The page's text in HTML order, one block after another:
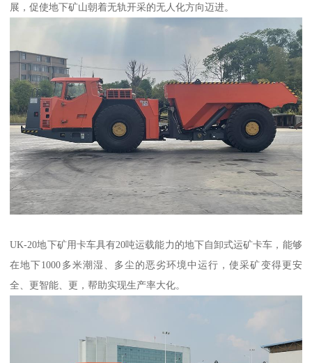
展，促使地下矿山朝着无轨开采的无人化方向迈进。
UK-20地下矿用卡车具有20吨运载能力的地下自卸式运矿卡车，能够
在地下1000多米潮湿、多尘的恶劣环境中运行，使采矿变得更安
全、更智能、更，帮助实现生产率大化。